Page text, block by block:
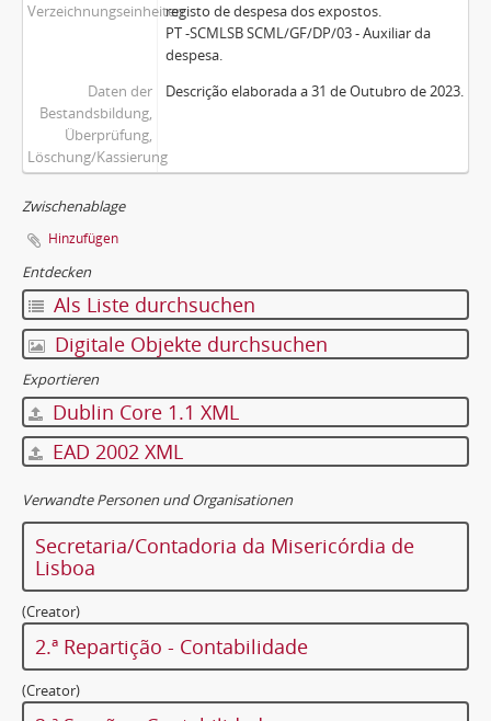
Verzeichnungseinheitenregisto de despesa dos expostos.
PT -SCMLSB SCML/GF/DP/03 - Auxiliar da
despesa.
Daten der
Bestandsbildung,
Überprüfung,
Löschung/Kassierung
Descrição elaborada a 31 de Outubro de 2023.
Zwischenablage
Hinzufügen
Entdecken
Als Liste durchsuchen
Digitale Objekte durchsuchen
Exportieren
Dublin Core 1.1 XML
EAD 2002 XML
Verwandte Personen und Organisationen
Secretaria/Contadoria da Misericórdia de
Lisboa
(Creator)
2.ª Repartição - Contabilidade
(Creator)